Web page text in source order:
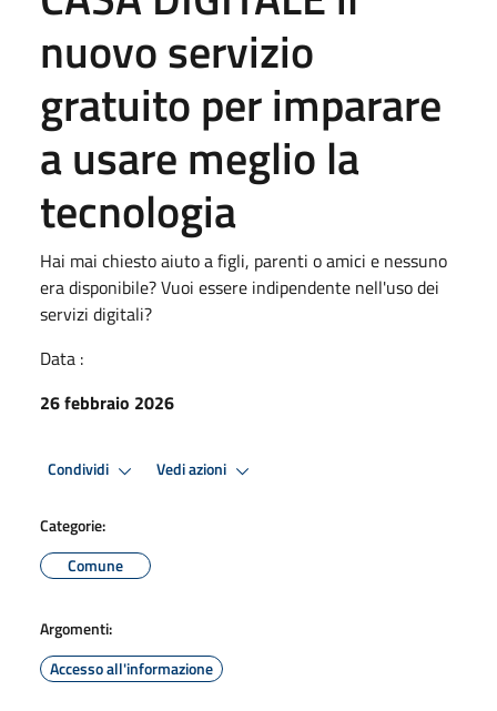
nuovo servizio
gratuito per imparare
a usare meglio la
tecnologia
Hai mai chiesto aiuto a figli, parenti o amici e nessuno
era disponibile? Vuoi essere indipendente nell'uso dei
servizi digitali?
Data :
26 febbraio 2026
Condividi Vedi azioni
Categorie:
Comune
Argomenti:
Accesso all'informazione